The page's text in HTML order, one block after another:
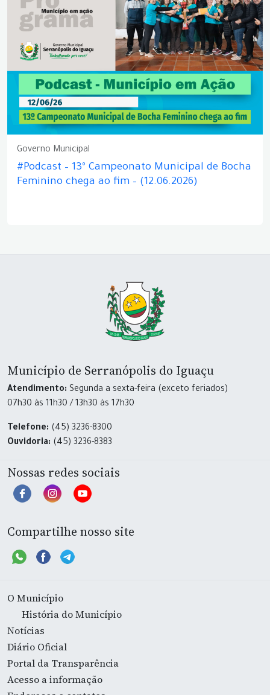
Governo Municipal
#Podcast – 13º Campeonato Municipal de Bocha
Feminino chega ao fim – (12.06.2026)
Município de Serranópolis do Iguaçu
Atendimento: Segunda a sexta-feira (exceto feriados)
07h30 às 11h30 / 13h30 às 17h30
Telefone: (45) 3236-8300
Ouvidoria: (45) 3236-8383
Nossas redes sociais
Compartilhe nosso site
O Município
História do Município
Notícias
Diário Oficial
Portal da Transparência
Acesso a informação